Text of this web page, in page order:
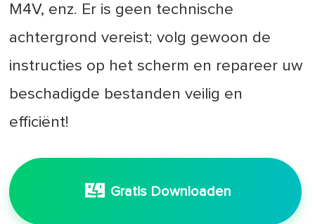
M4V, enz. Er is geen technische
achtergrond vereist; volg gewoon de
instructies op het scherm en repareer uw
beschadigde bestanden veilig en
efficiënt!
Gratis Downloaden